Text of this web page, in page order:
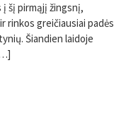
į šį pirmąjį žingsnį,
rinkos greičiausiai padės
Šiandien laidoje